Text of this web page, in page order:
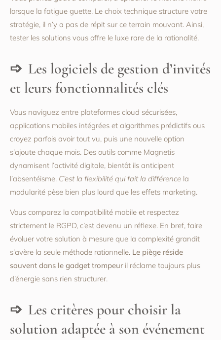
lorsque la fatigue guette. Le choix technique structure votre
stratégie, il n’y a pas de répit sur ce terrain mouvant. Ainsi,
tester les solutions vous offre le luxe rare de la rationalité.
Les logiciels de gestion d’invités
et leurs fonctionnalités clés
Vous naviguez entre plateformes cloud sécurisées,
applications mobiles intégrées et algorithmes prédictifs ous
croyez parfois avoir tout vu, puis une nouvelle option
s’ajoute chaque mois. Des outils comme Magnetis
dynamisent l’activité digitale, bientôt ils anticipent
l’absentéisme. C’est la flexibilité qui fait la différence la
modularité pèse bien plus lourd que les effets marketing.
Vous comparez la compatibilité mobile et respectez
strictement le RGPD, c’est devenu un réflexe. En bref, faire
évoluer votre solution à mesure que la complexité grandit
s’avère la seule méthode rationnelle. Le piège réside
souvent dans le gadget trompeuril réclame toujours plus
d’énergie sans rien structurer.
Les critères pour choisir la
solution adaptée à son événement